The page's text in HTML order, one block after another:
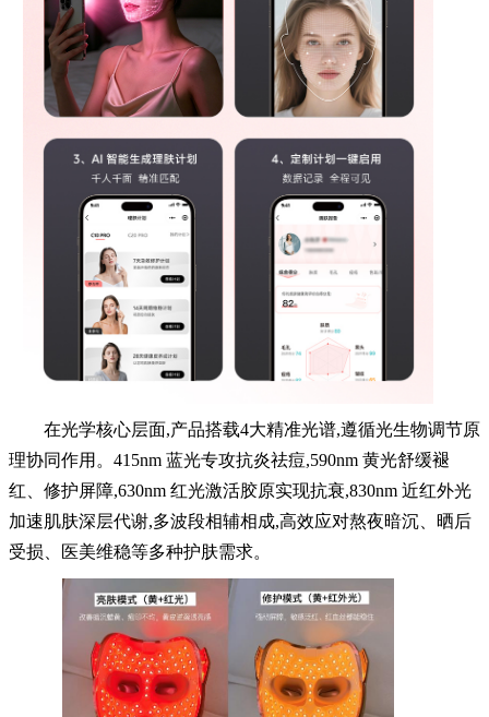
在光学核心层面,产品搭载4大精准光谱,遵循光生物调节原
理协同作用。415nm 蓝光专攻抗炎祛痘,590nm 黄光舒缓褪
红、修护屏障,630nm 红光激活胶原实现抗衰,830nm 近红外光
加速肌肤深层代谢,多波段相辅相成,高效应对熬夜暗沉、晒后
受损、医美维稳等多种护肤需求。